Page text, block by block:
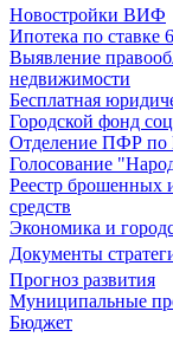
Новостройки ВИФ
Ипотека по ставке
Выявление
недвижимости
Бесплатная
Городской фонд
Отделение ПФР по
Голосование
Реестр брошенных
средств
Экономика и
Документы
Прогноз развития
Муниципальные
Бюджет